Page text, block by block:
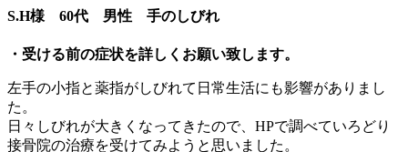
S.H様 60代 男性 手のしびれ
・受ける前の症状を詳しくお願い致します。
左手の小指と薬指がしびれて日常生活にも影響がありまし
た。
日々しびれが大きくなってきたので、HPで調べていろどり
接骨院の治療を受けてみようと思いました。